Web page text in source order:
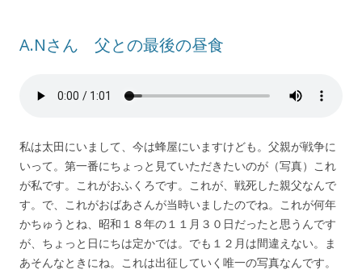
A.Nさん 父との最後の昼食
私は太田にいまして、今は蜂屋にいますけども。父親が戦争に
いって。第一番にちょっと見ていただきたいのが（写真）これ
が私です。これがおふくろです。これが、戦死した親父なんで
す。で、これがおばあさんが当時いましたのでね。これが何年
かちゅうとね、昭和１８年の１１月３０日だったと思うんです
が、ちょっと日にちは定かでは。でも１２月は間違えない。ま
あそんなときにね。これは出征していく唯一の写真なんです。